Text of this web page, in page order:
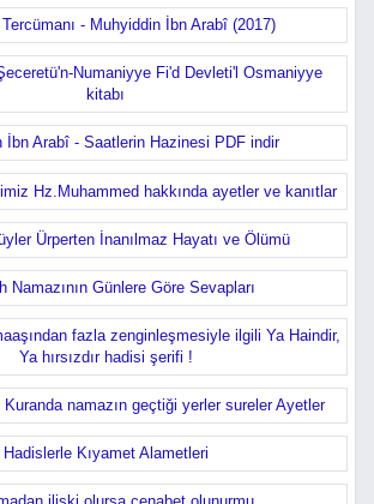
Tercümanı - Muhyiddin İbn Arabî (2017)
Numaniyye Fi'd Devleti'l Osmaniyye
kitabı
İbn Arabî - Saatlerin Hazinesi PDF indir
Hz.Muhammed hakkında ayetler ve kanıtlar
Ürperten İnanılmaz Hayatı ve Ölümü
Namazının Günlere Göre Sevapları
fazla zenginleşmesiyle ilgili Ya Haindir,
Ya hırsızdır hadisi şerifi !
namazın geçtiği yerler sureler Ayetler
Hadislerle Kıyamet Alametleri